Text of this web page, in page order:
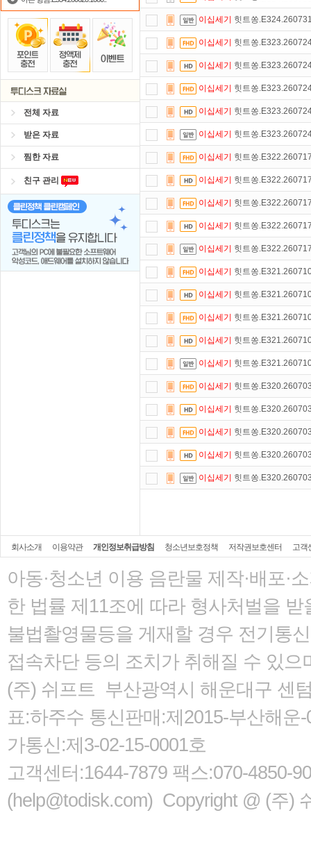
전체 자료
받은 자료
찜한 자료
친구 관리
숨어있는 카드 마일리지 조회하고
출석체크이벤트!매일매일출석체
자녀보호기능으로 가족과 함께 투디
이십세기 힛트쏭
이십세기 힛트쏭
이십세기 힛트쏭
이십세기 힛트쏭
이십세기 힛트쏭
이십세기 힛트쏭
이십세기 힛트쏭
이십세기 힛트쏭
이십세기 힛트쏭
이십세기 힛트쏭
이십세기 힛트쏭
이십세기 힛트쏭
이십세기 힛트쏭
이십세기 힛트쏭
이십세기 힛트쏭
이십세기 힛트쏭
이십세기 힛트쏭
이십세기 힛트쏭
이십세기 힛트쏭
이십세기 힛트쏭
이십세기 힛트쏭
회사소개 이용약관 개인정보취급방침 청소년보호정책 저작권보호센터 고객
아동·청소년 이용 음란물 제작·배포·
한 법률 제11조에 따라 형사처벌을 받
불법촬영물등을 게재할 경우 전기통
접속차단 등의 조치가 취해질 수 있으
(주) 쉬프트 부산광역시 해운대구 센
표:하주수 통신판매:제2015-부산해
가통신:제3-02-15-0001호
고객센터:1644-7879 팩스:070-4850-
(help@todisk.com) Copyright @ (주)